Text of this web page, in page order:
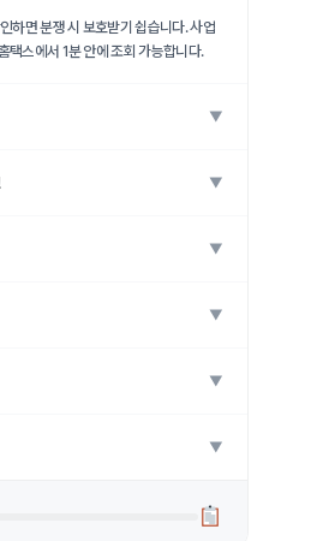
하면 분쟁 시 보호받기 쉽습니다. 사업
택스에서 1분 안에 조회 가능합니다.
▼
▼
▼
▼
▼
▼